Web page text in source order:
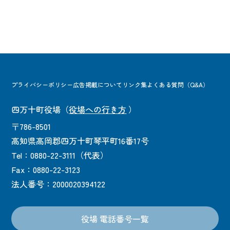
プライバシーポリシー広告掲載について リンク集よくある質問（Q&A）
四万十町役場 （役場への行き方 ）
〒786-8501
高知県高岡郡四万十町琴平町16番17号
Tel：0880-22-3111（代表）
Fax：0880-22-3123
法人番号：2000020394122
役場 電話番号一覧